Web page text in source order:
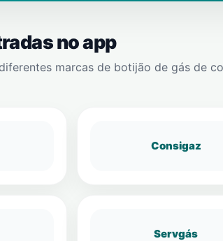
no app
marcas de botijão de gás de
Consigaz
Servgás